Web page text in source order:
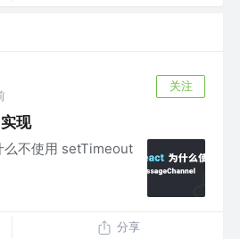
关注
现
不使用 setTimeout
分享